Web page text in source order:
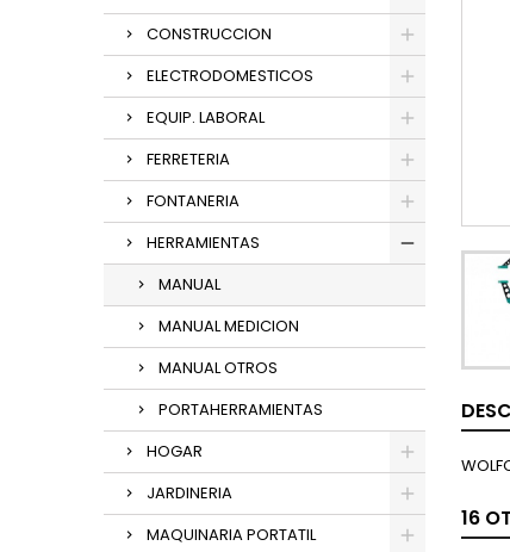
CONSTRUCCION
ELECTRODOMESTICOS
EQUIP. LABORAL
FERRETERIA
FONTANERIA
HERRAMIENTAS
MANUAL
MANUAL MEDICION
MANUAL OTROS
PORTAHERRAMIENTAS
HOGAR
JARDINERIA
MAQUINARIA PORTATIL
16